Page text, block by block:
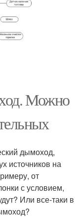
Можно
дымоход,
источников на
от
с условием,
Или все-таки в